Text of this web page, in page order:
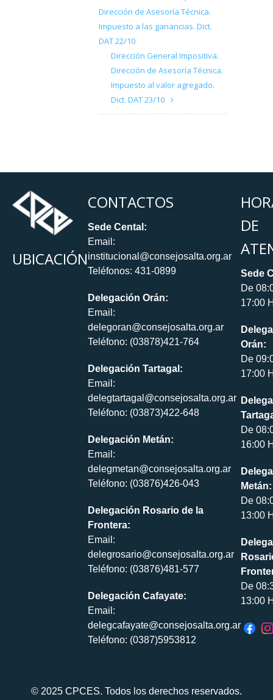
Dirección de Asesoría Técnica.
Impuesto a las ganancias. Dict.
DAT 22/10
Dirección General Impositiva.
Dirección de Asesoría Técnica.
Impuesto al valor agregado.
Dict. DAT 23/10
UBICACIÓN
CONTACTOS
Sede Cental:
Email:
institucional@consejosalta.org.ar
Teléfonos: 431-0899
Delegación Orán:
Email:
delegoran@consejosalta.org.ar
Teléfono: (03878)421-764
Delegación Tartagal:
Email:
delegtartagal@consejosalta.org.ar
Teléfono: (03873)422-648
Delegación Metán:
Email:
delegmetan@consejosalta.org.ar
Teléfono: (03876)426-043
Delegación Rosario de la
Frontera:
Email:
delegrosario@consejosalta.org.ar
Teléfono: (03876)481-577
Delegación Cafayate:
Email:
delegcafayate@consejosalta.org.ar
Teléfono: (0387)5953812
DE
Sede
De
17:00
Orán:
De
17:00
De
16:00
Metán:
De
13:00
De
13:00
© 2025 CPCES. Todos los derechos reservados.